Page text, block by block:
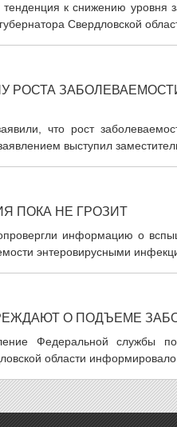
тенденция к снижению
Свердловской
РОСТА
что рост
выступил
ПОКА НЕ ГРОЗИТ
информацию о
энтеровирусными
О ПОДЪЕМЕ
Федеральной службы
области информировало